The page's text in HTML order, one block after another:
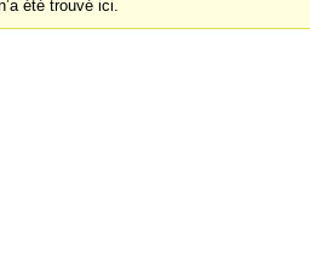
été trouvé ici.